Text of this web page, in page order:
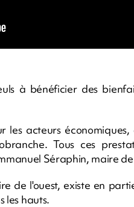
à bénéficier des
les acteurs
Tous ces
Séraphin, maire
de l'ouest, existe en
les hauts.